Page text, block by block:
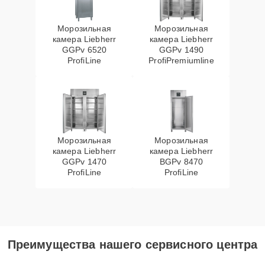
Морозильная
камера Liebherr
GGPv 6520
ProfiLine
Морозильная
камера Liebherr
GGPv 1490
ProfiPremiumline
Морозильная
камера Liebherr
GGPv 1470
ProfiLine
Морозильная
камера Liebherr
BGPv 8470
ProfiLine
Преимущества нашего сервисного центра